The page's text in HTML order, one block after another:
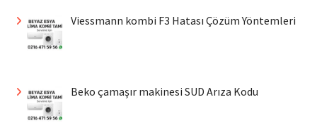
Viessmann kombi F3 Hatası Çözüm Yöntemleri
Beko çamaşır makinesi SUD Arıza Kodu